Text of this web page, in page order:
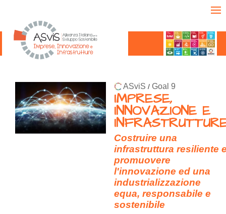
ASviS / Goal 9
IMPRESE,
INNOVAZIONE E
Costruire una
infrastruttura resiliente
promuovere
l'innovazione ed una
industrializzazione
equa, responsabile e
sostenibile